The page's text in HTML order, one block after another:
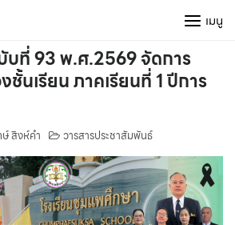
เมนู
บที่ 93 พ.ศ.2569 จัดการ
นเรียน ภาคเรียนที่ 1 ปีการ
สิงห์คำ วารสารประชาสัมพันธ์